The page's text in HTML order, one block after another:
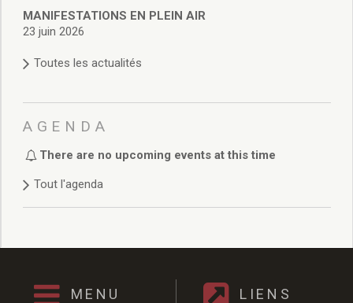
Règlement du conseil municipal
Déliberations 2026
Délibérations 2024
Délibérations 2022
Délibérations 2021
Délibérations 2019
Délibérations 2018
Délibérations 2012
MANIFESTATIONS EN PLEIN AIR
23 juin 2026
Toutes les actualités
AGENDA
There are no upcoming events at this time
Tout l'agenda
MENU LIENS